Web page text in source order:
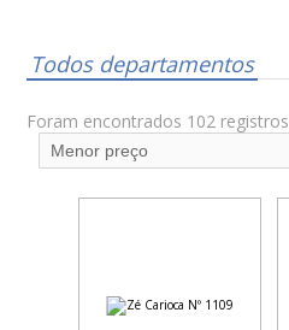
Todos departamentos
Foram encontrados 102 registros